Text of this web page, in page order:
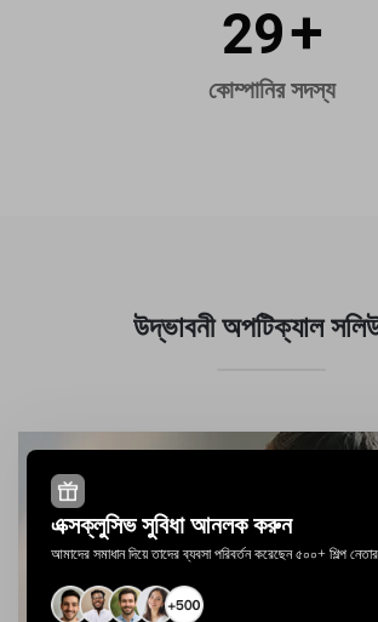
45+
কোম্পানির সদস্য
উদ্ভাবনী অপটিক্যাল
এক্সক্লুসিভ সুবিধা আনলক করুন
আমাদের সমাধান দিয়ে তাদের ব্যবসা পরিবর্তন করেছেন ৫০০+ শিল্প